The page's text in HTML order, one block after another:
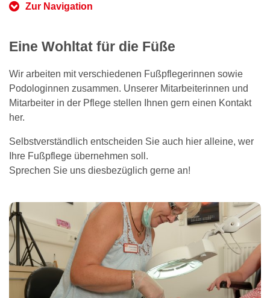
Zur Navigation
Eine Wohltat für die Füße
Wir arbeiten mit verschiedenen Fußpflegerinnen sowie
Podologinnen zusammen. Unserer Mitarbeiterinnen und
Mitarbeiter in der Pflege stellen Ihnen gern einen Kontakt
her.
Selbstverständlich entscheiden Sie auch hier alleine, wer
Ihre Fußpflege übernehmen soll.
Sprechen Sie uns diesbezüglich gerne an!